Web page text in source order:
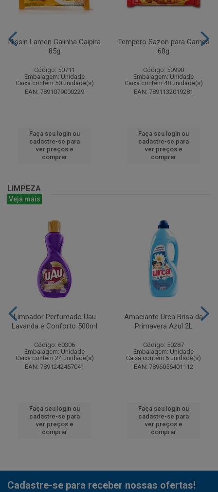
Nissin Lamen Galinha Caipira
85g
Código: 50711
Embalagem: Unidade
Caixa contém 50 unidade(s)
EAN: 7891079000229
Faça seu login ou
cadastre-se para
ver preços e
comprar
Tempero Sazon para Carnes
60g
Código: 50990
Embalagem: Unidade
Caixa contém 48 unidade(s)
EAN: 7891132019281
Faça seu login ou
cadastre-se para
ver preços e
comprar
LIMPEZA
Veja mais
Limpador Perfumado Uau
Lavanda e Conforto 500ml
Código: 60306
Embalagem: Unidade
Caixa contém 24 unidade(s)
EAN: 7891242457041
Faça seu login ou
cadastre-se para
ver preços e
comprar
Amaciante Urca Brisa da
Primavera Azul 2L
Código: 50287
Embalagem: Unidade
Caixa contém 6 unidade(s)
EAN: 7896056401112
Faça seu login ou
cadastre-se para
ver preços e
comprar
Cadastre-se para receber nossas ofertas!